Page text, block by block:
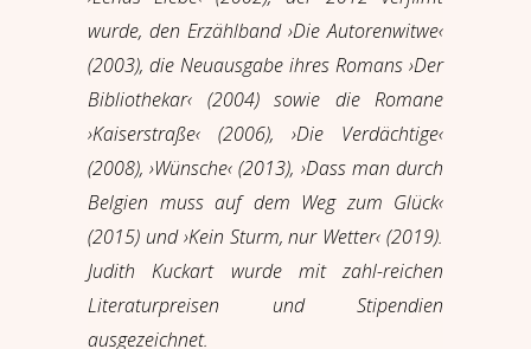
wurde, den Erzählband ›Die Autorenwitwe‹
(2003), die Neuausgabe ihres Romans ›Der
Bibliothekar‹ (2004) sowie die Romane
›Kaiserstraße‹ (2006), ›Die Verdächtige‹
(2008), ›Wünsche‹ (2013), ›Dass man durch
Belgien muss auf dem Weg zum Glück‹
(2015) und ›Kein Sturm, nur Wetter‹ (2019).
Judith Kuckart wurde mit zahl-reichen
Literaturpreisen und Stipendien
ausgezeichnet.